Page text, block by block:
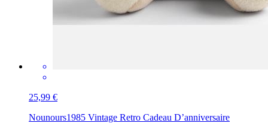
25,99 €
Nounours1985 Vintage Retro Cadeau D’anniversaire